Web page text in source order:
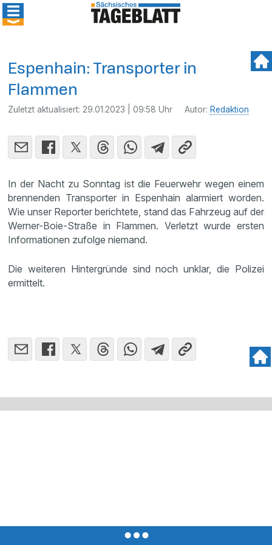
Espenhain: Transporter in
Flammen
Zuletzt aktualisiert: 29.01.2023 | 09:58 Uhr Autor: Redaktion
In der Nacht zu Sonntag ist die Feuerwehr wegen einem
brennenden Transporter in Espenhain alarmiert worden.
Wie unser Reporter berichtete, stand das Fahrzeug auf der
Werner-Boie-Straße in Flammen. Verletzt wurde ersten
Informationen zufolge niemand.
Die weiteren Hintergründe sind noch unklar, die Polizei
ermittelt.